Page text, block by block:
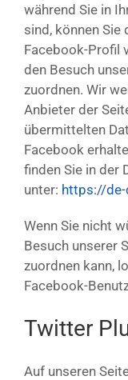
während Sie in
sind, können Sie
Facebook-Profil
den Besuch
zuordnen. Wir
Anbieter der
übermittelten
Facebook
finden Sie in der
unter: https://
Wenn Sie nicht
Besuch unserer
zuordnen kann,
Facebook-
Twitter
Auf unseren